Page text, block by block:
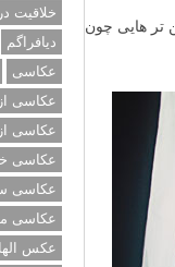
خلاقیت
دیافراگم
عکاسی
عکاسی
عکاسی
عکاسی
عکاسی
عکاسی
عکس